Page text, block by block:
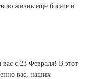
жизнь ещё богаче и
с 23 Февраля! В этот
вас, наших